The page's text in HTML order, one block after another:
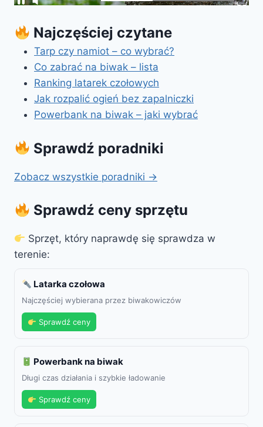
Najczęściej czytane
Tarp czy namiot – co wybrać?
Co zabrać na biwak – lista
Ranking latarek czołowych
Jak rozpalić ogień bez zapalniczki
Powerbank na biwak – jaki wybrać
Sprawdź poradniki
Zobacz wszystkie poradniki →
Sprawdź ceny sprzętu
Sprzęt, który naprawdę się sprawdza w
terenie:
Latarka czołowa
Najczęściej wybierana przez biwakowiczów
Sprawdź ceny
Powerbank na biwak
Długi czas działania i szybkie ładowanie
Sprawdź ceny